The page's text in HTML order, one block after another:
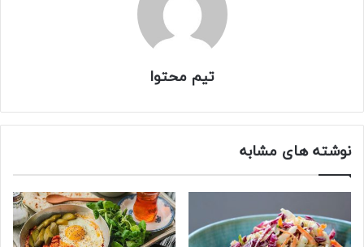
تیم محتوا
نوشته های مشابه